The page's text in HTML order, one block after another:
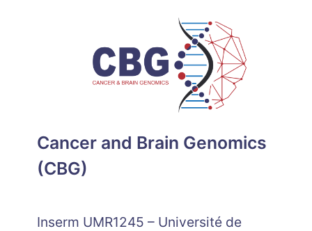
Cancer and Brain Genomics
(CBG)
Inserm UMR1245 – Université de